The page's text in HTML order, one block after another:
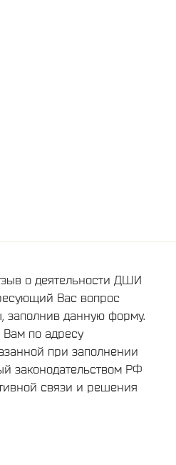
о деятельности ДШИ
Вас вопрос
заполнив данную форму.
Вам по адресу
при заполнении
законодательством РФ
связи и решения